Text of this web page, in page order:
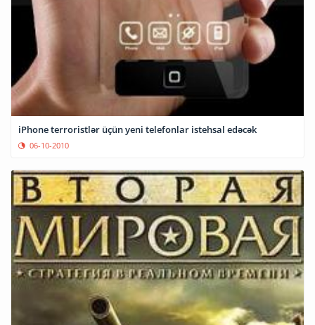
iPhone terroristlər üçün yeni telefonlar istehsal edəcək
06-10-2010